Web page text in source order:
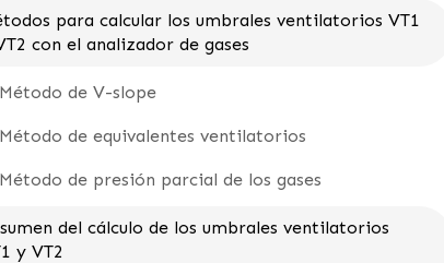
para calcular los umbrales ventilatorios VT1
con el analizador de gases
Método de V-slope
Método de equivalentes ventilatorios
Método de presión parcial de los gases
del cálculo de los umbrales ventilatorios
y VT2